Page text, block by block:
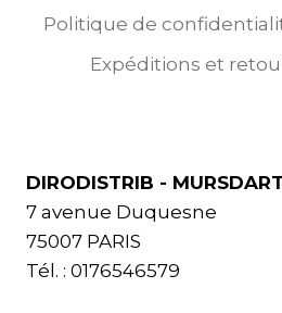
Politique de
Expéditions et
DIRODISTRIB - MURSDART
7 avenue Duquesne
75007 PARIS
Tél. : 0176546579